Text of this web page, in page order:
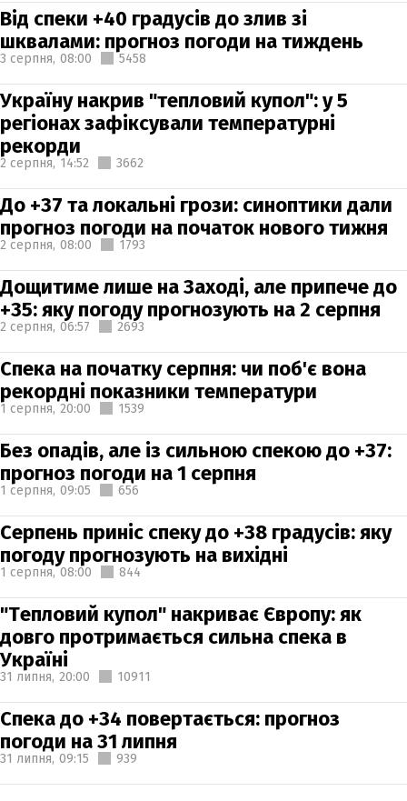
Від спеки +40 градусів до злив зі
шквалами: прогноз погоди на тиждень
3 серпня, 08:00 5458
Україну накрив "тепловий купол": у 5
регіонах зафіксували температурні
рекорди
2 серпня, 14:52 3662
До +37 та локальні грози: синоптики дали
прогноз погоди на початок нового тижня
2 серпня, 08:00 1793
Дощитиме лише на Заході, але припече до
+35: яку погоду прогнозують на 2 серпня
2 серпня, 06:57 2693
Спека на початку серпня: чи поб'є вона
рекордні показники температури
1 серпня, 20:00 1539
Без опадів, але із сильною спекою до +37:
прогноз погоди на 1 серпня
1 серпня, 09:05 656
Серпень приніс спеку до +38 градусів: яку
погоду прогнозують на вихідні
1 серпня, 08:00 844
"Тепловий купол" накриває Європу: як
довго протримається сильна спека в
Україні
31 липня, 20:00 10911
Спека до +34 повертається: прогноз
погоди на 31 липня
31 липня, 09:15 939